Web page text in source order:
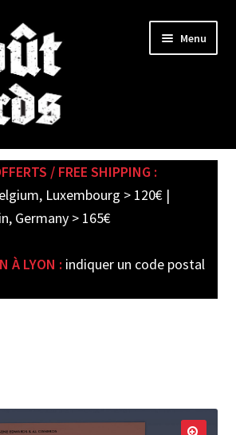
Menu
child
/ FREE SHIPPING :
Luxembourg > 120€ |
Germany > 165€
À LYON : indiquer un code postal